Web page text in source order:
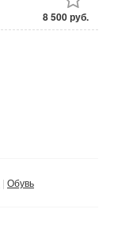
8 500 руб.
Обувь